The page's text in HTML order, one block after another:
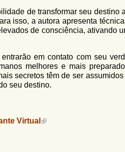
de transformar seu destino
isso, a autora apresenta
de consciência, ativando
em contato com seu
melhores e mais
secretos têm de ser
seu destino.
Virtual